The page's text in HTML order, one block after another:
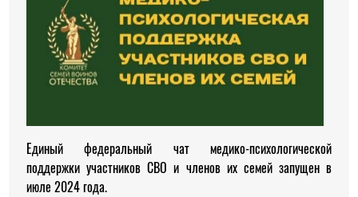
Единый федеральный чат медико-психологической
поддержки участников СВО и членов их семей запущен в
июле 2024 года.